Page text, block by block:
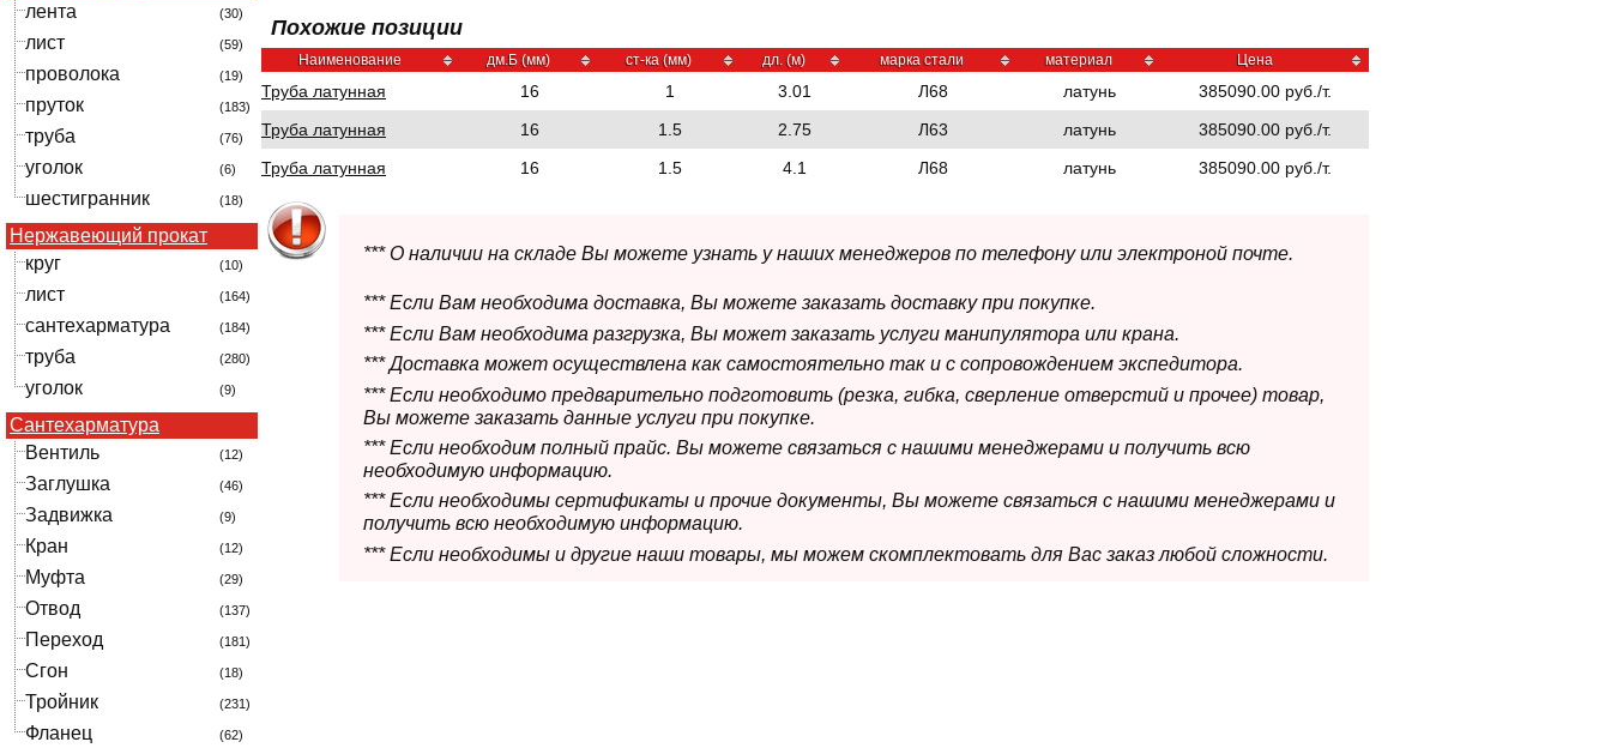
лента
(30)
лист (59)
проволока (19)
пруток (183)
труба (76)
уголок (6)
шестигранник (18)
Нержавеющий прокат
круг
(10)
лист (164)
сантехарматура (184)
труба (280)
уголок (9)
Сантехарматура
Вентиль
(12)
Заглушка (46)
Задвижка (9)
Кран (12)
Муфта (29)
Отвод (137)
Переход (181)
Сгон (18)
Тройник (231)
Фланец (62)
Похожие позиции
Наименование дм.Б (мм) ст-ка (мм) дл. (м) марка стали материал Цена
Труба латунная 16 1 3.01 Л68 латунь
385090.00 руб./т.
Труба латунная
16 1.5 2.75 Л63 латунь
385090.00 руб./т.
Труба латунная
16 1.5 4.1 Л68 латунь 385090.00 руб./т.
*** О наличии на складе Вы можете узнать у наших менеджеров по телефону или электроной почте.
*** Если Вам необходима доставка, Вы можете заказать доставку при покупке.
*** Если Вам необходима разгрузка, Вы может заказать услуги манипулятора или крана.
*** Доставка может осуществлена как самостоятельно так и с сопровождением экспедитора.
*** Если необходимо предварительно подготовить (резка, гибка, сверление отверстий и прочее) товар,
Вы можете заказать данные услуги при покупке.
*** Если необходим полный прайс. Вы можете связаться с нашими менеджерами и получить всю
необходимую информацию.
*** Если необходимы сертификаты и прочие документы, Вы можете связаться с нашими менеджерами и
получить всю необходимую информацию.
*** Если необходимы и другие наши товары, мы можем скомплектовать для Вас заказ любой сложности.